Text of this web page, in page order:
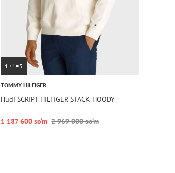
1+1=3
TOMMY HILFIGER
Hudi SCRIPT HILFIGER STACK HOODY
1 187 600 so‘m 2 969 000 so‘m